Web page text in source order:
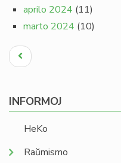
aprilo 2024 (11)
marto 2024 (10)
Pagination
Antaŭa
paĝo
INFORMOJ
HeKo
Raŭmismo